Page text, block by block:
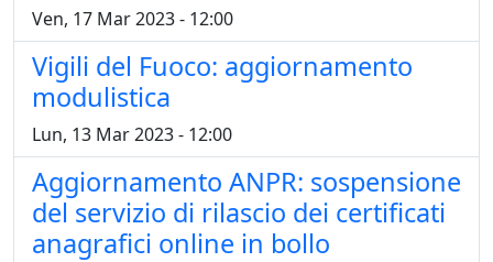
Ven, 17 Mar 2023 - 12:00
Vigili del Fuoco: aggiornamento
modulistica
Lun, 13 Mar 2023 - 12:00
Aggiornamento ANPR: sospensione
del servizio di rilascio dei certificati
anagrafici online in bollo